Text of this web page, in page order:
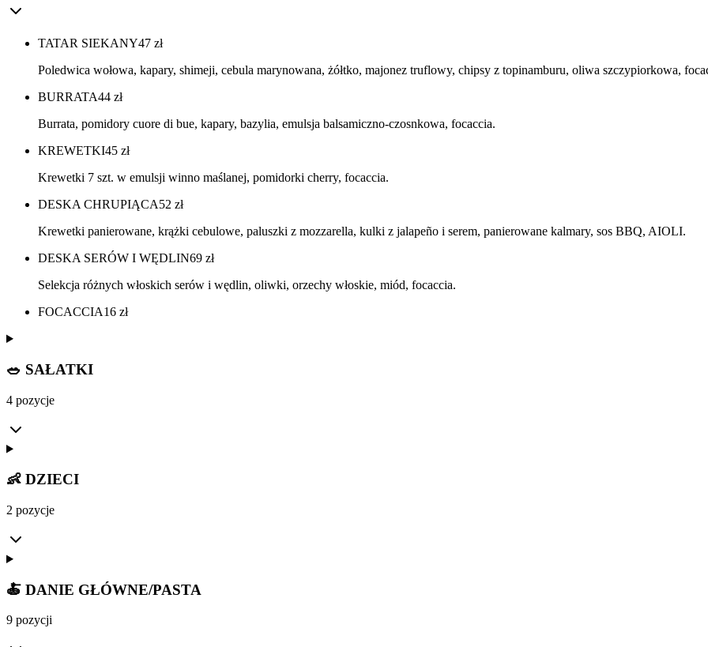
TATAR SIEKANY47 zł
Poledwica wołowa, kapary, shimeji, cebula marynowana, żółtko, majonez truflowy, chipsy z topinamburu, oliwa szczypiorkowa,
BURRATA44 zł
Burrata, pomidory cuore di bue, kapary, bazylia, emulsja balsamiczno-czosnkowa, focaccia.
KREWETKI45 zł
Krewetki 7 szt. w emulsji winno maślanej, pomidorki cherry, focaccia.
DESKA CHRUPIĄCA52 zł
Krewetki panierowane, krążki cebulowe, paluszki z mozzarella, kulki z jalapeño i serem, panierowane kalmary, sos BBQ, AIOLI.
DESKA SERÓW I WĘDLIN69 zł
Selekcja różnych włoskich serów i wędlin, oliwki, orzechy włoskie, miód, focaccia.
FOCACCIA16 zł
🥗 SAŁATKI
4 pozycje
👶 DZIECI
2 pozycje
🍝 DANIE GŁÓWNE/PASTA
9 pozycji